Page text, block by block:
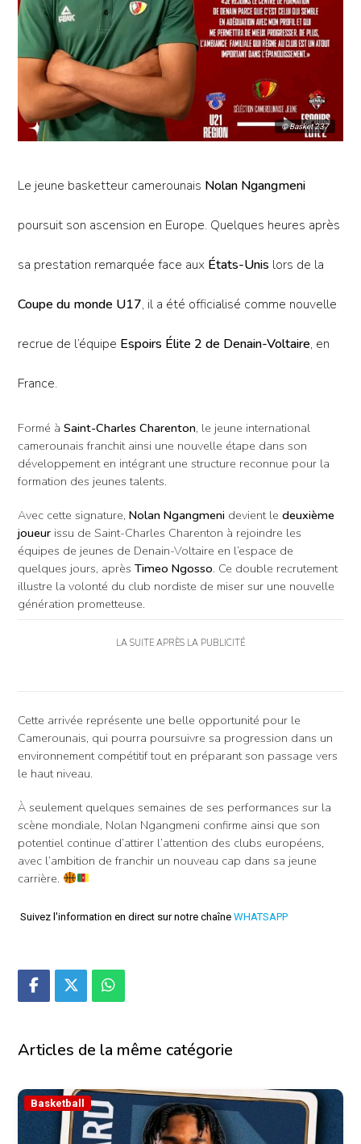
© Basket 237
Le jeune basketteur camerounais Nolan Ngangmeni
poursuit son ascension en Europe. Quelques heures après
sa prestation remarquée face aux États-Unis lors de la
Coupe du monde U17, il a été officialisé comme nouvelle
recrue de l’équipe Espoirs Élite 2 de Denain-Voltaire, en
France.
Formé à Saint-Charles Charenton, le jeune international
camerounais franchit ainsi une nouvelle étape dans son
développement en intégrant une structure reconnue pour la
formation des jeunes talents.
Avec cette signature, Nolan Ngangmeni devient le deuxième
joueur issu de Saint-Charles Charenton à rejoindre les
équipes de jeunes de Denain-Voltaire en l’espace de
quelques jours, après Timeo Ngosso. Ce double recrutement
illustre la volonté du club nordiste de miser sur une nouvelle
génération prometteuse.
LA SUITE APRÈS LA PUBLICITÉ
Cette arrivée représente une belle opportunité pour le
Camerounais, qui pourra poursuivre sa progression dans un
environnement compétitif tout en préparant son passage vers
le haut niveau.
À seulement quelques semaines de ses performances sur la
scène mondiale, Nolan Ngangmeni confirme ainsi que son
potentiel continue d’attirer l’attention des clubs européens,
avec l’ambition de franchir un nouveau cap dans sa jeune
carrière.
Suivez l'information en direct sur notre chaîne WHATSAPP
Articles de la même catégorie
Basketball